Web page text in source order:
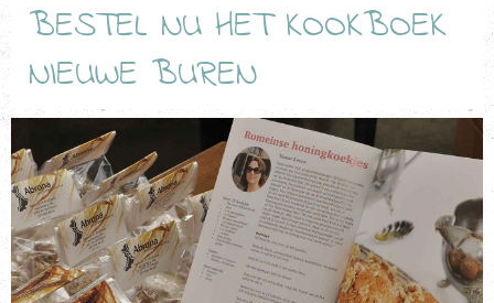
BESTEL NU HET KOOKBOEK
NIEUWE BUREN